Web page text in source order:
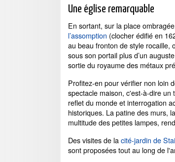
Une église remarquable
En sortant, sur la place
l’assomption (clocher édifié en
au beau fronton de style rocaille,
sous son portail plus d’un
sortie du royaume des métaux
Profitez-en pour vérifier non loin
spectacle maison, c'est-à-dire
reflet du monde et interrogation
historiques. La patine des murs,
multitude des petites lampes,
Des visites de lacité-jardin de
sont proposées tout au long de